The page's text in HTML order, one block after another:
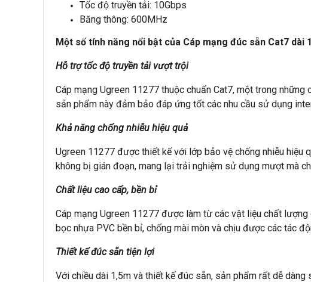
Tốc độ truyền tải: 10Gbps
Băng thông: 600MHz
Một số tính năng nổi bật của Cáp mạng đúc sẵn Cat7
Hỗ trợ tốc độ truyền tải vượt trội
Cáp mạng Ugreen 11277 thuộc chuẩn Cat7, một trong
sản phẩm này đảm bảo đáp ứng tốt các nhu cầu sử dụng
Khả năng chống nhiễu hiệu quả
Ugreen 11277 được thiết kế với lớp bảo vệ chống nhiễu hiệu
không bị gián đoạn, mang lại trải nghiệm sử dụng mượt mà
Chất liệu cao cấp, bền bỉ
Cáp mạng Ugreen 11277 được làm từ các vật liệu chất
bọc nhựa PVC bền bỉ, chống mài mòn và chịu được các tác
Thiết kế đúc sẵn tiện lợi
Với chiều dài 1,5m và thiết kế đúc sẵn, sản phẩm rất dễ